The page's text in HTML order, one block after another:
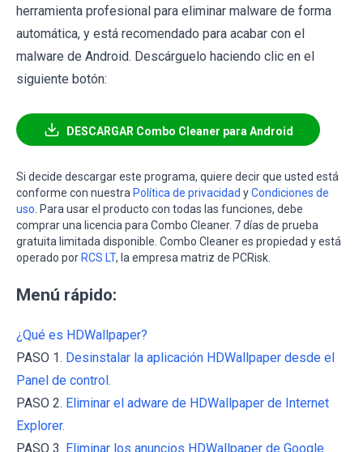
herramienta profesional para eliminar malware de forma
automática, y está recomendado para acabar con el
malware de Android. Descárguelo haciendo clic en el
siguiente botón:
DESCARGAR Combo Cleaner para Android
Si decide descargar este programa, quiere decir que usted está
conforme con nuestra Política de privacidad yCondiciones de
uso . Para usar el producto con todas las funciones, debe
comprar una licencia para Combo Cleaner. 7 días de prueba
gratuita limitada disponible. Combo Cleaner es propiedad y está
operado por RCS LT, la empresa matriz de PCRisk.
Menú rápido:
¿Qué es HDWallpaper?
PASO 1. Desinstalar la aplicación HDWallpaper desde el
Panel de control.
PASO 2. Eliminar el adware de HDWallpaper de Internet
Explorer.
PASO 3. Eliminar los anuncios HDWallpaper de Google